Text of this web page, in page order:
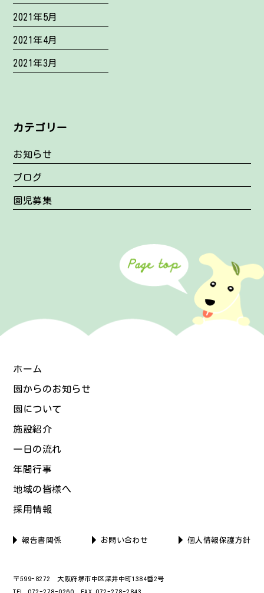
2021年5月
2021年4月
2021年3月
カテゴリー
お知らせ
ブログ
園児募集
ホーム
園からのお知らせ
園について
施設紹介
一日の流れ
年間行事
地域の皆様へ
採用情報
報告書関係 お問い合わせ 個人情報保護方針
〒599-8272 大阪府堺市中区深井中町1384番2号
TEL 072-278-0260 FAX 072-278-2843